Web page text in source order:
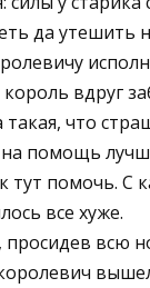
да утешить
вдруг
такая, что
помощь
тут помочь. С
все хуже.
всю